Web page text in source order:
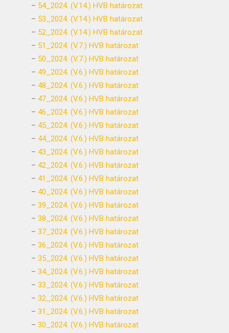
– 54_2024. (V.14.) HVB határozat
– 53_2024. (V.14.) HVB határozat
– 52_2024. (V.14.) HVB határozat
– 51_2024. (V.7.) HVB határozat
– 50_2024. (V.7.) HVB határozat
– 49_2024. (V.6.) HVB határozat
– 48_2024. (V.6.) HVB határozat
– 47_2024. (V.6.) HVB határozat
– 46_2024. (V.6.) HVB határozat
– 45_2024. (V.6.) HVB határozat
– 44_2024. (V.6.) HVB határozat
– 43_2024. (V.6.) HVB határozat
– 42_2024. (V.6.) HVB határozat
– 41_2024. (V.6.) HVB határozat
– 40_2024. (V.6.) HVB határozat
– 39_2024. (V.6.) HVB határozat
– 38_2024. (V.6.) HVB határozat
– 37_2024. (V.6.) HVB határozat
– 36_2024. (V.6.) HVB határozat
– 35_2024. (V.6.) HVB határozat
– 34_2024. (V.6.) HVB határozat
– 33_2024. (V.6.) HVB határozat
– 32_2024. (V.6.) HVB határozat
– 31_2024. (V.6.) HVB határozat
– 30_2024. (V.6.) HVB határozat